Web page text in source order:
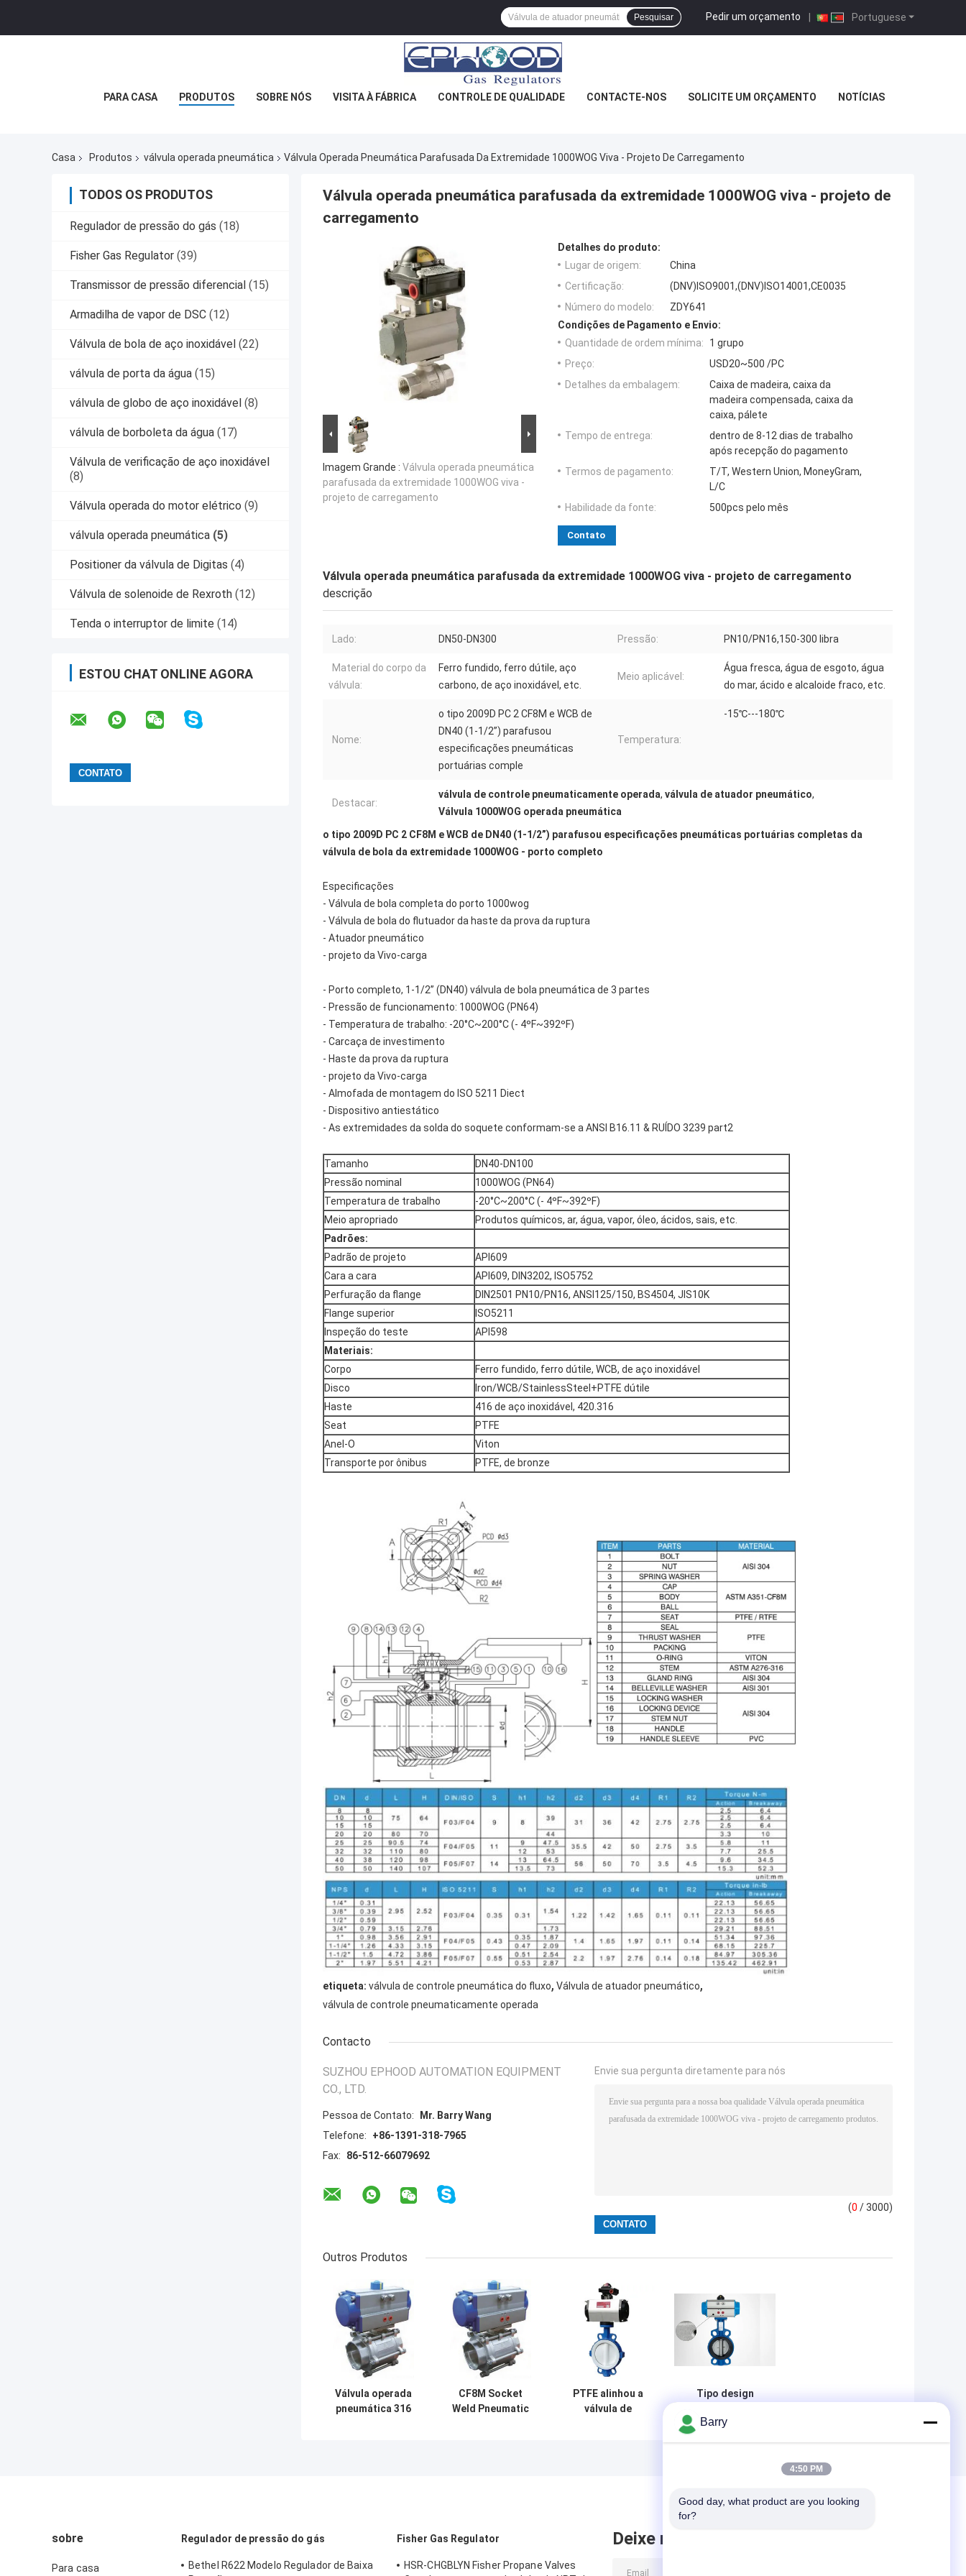
Portuguese
Pedir um orçamento |
Pesquisar
PARA CASA PRODUTOS SOBRE NÓS VISITA À FÁBRICA CONTROLE DE QUALIDADE CONTACTE-NOS SOLICITE UM ORÇAMENTO NOTÍCIAS
Casa Produtos válvula operada pneumática Válvula Operada Pneumática Parafusada Da Extremidade 1000WOG Viva - Projeto De Carregamento
TODOS OS PRODUTOS
Regulador de pressão do gás (18)
Fisher Gas Regulator (39)
Transmissor de pressão diferencial (15)
Armadilha de vapor de DSC (12)
Válvula de bola de aço inoxidável (22)
válvula de porta da água (15)
válvula de globo de aço inoxidável (8)
válvula de borboleta da água (17)
Válvula de verificação de aço inoxidável
(8)
Válvula operada do motor elétrico (9)
válvula operada pneumática (5)
Positioner da válvula de Digitas (4)
Válvula de solenoide de Rexroth (12)
Tenda o interruptor de limite (14)
ESTOU CHAT ONLINE AGORA
Válvula operada pneumática parafusada da extremidade 1000WOG viva - projeto de
carregamento
Imagem Grande : Válvula operada pneumática
parafusada da extremidade 1000WOG viva -
projeto de carregamento
Detalhes do produto:
Lugar de origem:
China
Certificação:
(DNV)ISO9001,(DNV)ISO14001,CE0035
Número do modelo:
ZDY641
Condições de Pagamento e Envio:
Quantidade de ordem mínima:
1 grupo
Preço:
USD20~500 /PC
Detalhes da embalagem:
Caixa de madeira, caixa da
madeira compensada, caixa da
caixa, pálete
Tempo de entrega:
dentro de 8-12 dias de trabalho
após recepção do pagamento
Termos de pagamento:
T/T, Western Union, MoneyGram,
L/C
Habilidade da fonte:
500pcs pelo mês
Contato
Válvula operada pneumática parafusada da extremidade 1000WOG viva - projeto de carregamento
descrição
Lado: DN50-DN300 Pressão: PN10/PN16,150-300 libra
Material do corpo da
válvula:
Ferro fundido, ferro dútile, aço
carbono, de aço inoxidável, etc.
Meio aplicável:
Água fresca, água de esgoto, água
do mar, ácido e alcaloide fraco, etc.
Nome:
o tipo 2009D PC 2 CF8M e WCB de
DN40 (1-1/2”) parafusou
especificações pneumáticas
portuárias comple
Temperatura:
-15℃---180℃
Destacar:
válvula de controle pneumaticamente operada, válvula de atuador pneumático,
Válvula 1000WOG operada pneumática
o tipo 2009D PC 2 CF8M e WCB de DN40 (1-1/2”) parafusou especificações pneumáticas portuárias completas da
válvula de bola da extremidade 1000WOG - porto completo
Especificações
- Válvula de bola completa do porto 1000wog
- Válvula de bola do flutuador da haste da prova da ruptura
- Atuador pneumático
- projeto da Vivo-carga
- Porto completo, 1-1/2” (DN40) válvula de bola pneumática de 3 partes
- Pressão de funcionamento: 1000WOG (PN64)
- Temperatura de trabalho: -20°C~200°C (- 4ºF~392ºF)
- Carcaça de investimento
- Haste da prova da ruptura
- projeto da Vivo-carga
- Almofada de montagem do ISO 5211 Diect
- Dispositivo antiestático
- As extremidades da solda do soquete conformam-se a ANSI B16.11 & RUÍDO 3239 part2
Tamanho
DN40-DN100
Pressão nominal
1000WOG (PN64)
Temperatura de trabalho
-20°C~200°C (- 4ºF~392ºF)
Meio apropriado
Produtos químicos, ar, água, vapor, óleo, ácidos, sais, etc.
Padrões:
Padrão de projeto
API609
Cara a cara
API609, DIN3202, ISO5752
Perfuração da flange
DIN2501 PN10/PN16, ANSI125/150, BS4504, JIS10K
Flange superior
ISO5211
Inspeção do teste
API598
Materiais:
Corpo
Ferro fundido, ferro dútile, WCB, de aço inoxidável
Disco
Iron/WCB/StainlessSteel+PTFE dútile
Haste
416 de aço inoxidável, 420.316
Seat
PTFE
Anel-O
Viton
Transporte por ônibus
PTFE, de bronze
etiqueta: válvula de controle pneumática do fluxo, Válvula de atuador pneumático,
válvula de controle pneumaticamente operada
Contacto
SUZHOU EPHOOD AUTOMATION EQUIPMENT
CO., LTD.
Pessoa de Contato:
Mr. Barry Wang
Telefone:
+86-1391-318-7965
Fax:
86-512-66079692
Envie sua pergunta diretamente para nós
(0 / 3000)
Outros Produtos
Válvula operada
pneumática 316
CF8M Socket
Weld Pneumatic
PTFE alinhou a
válvula de
Tipo design
poupança de
válvula
sobre
Para casa
Regulador de pressão do gás
Bethel R622 Modelo Regulador de Baixa
Fisher Gas Regulator
HSR-CHGBLYN Fisher Propane Valves
Deixe mensagem
Barry
4:50 PM
Good day, what product are you looking
for?